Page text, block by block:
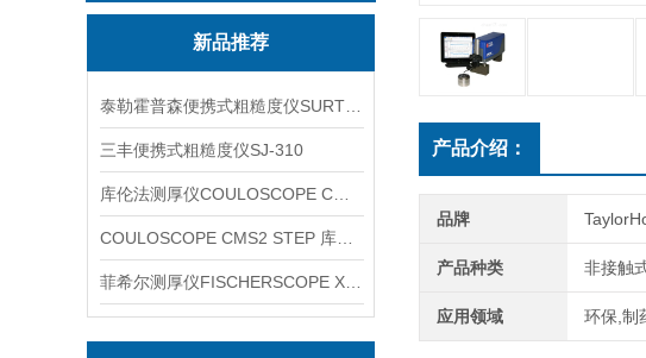
新品推荐
三丰便携式粗糙度仪SJ-310 产品介绍：
品牌
产品种类 非接触
应用领域 环保,制